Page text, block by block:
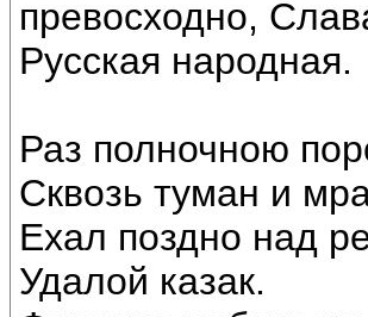
превосходно,
Русская народная.
Раз полночною
Сквозь туман и
Ехал поздно над
Удалой казак.